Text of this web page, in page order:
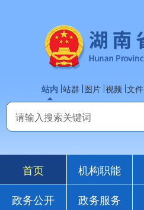
站内 站群 图片 视频 文件
首页 机构职能
政务公开
政务服务